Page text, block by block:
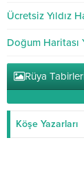
Ücretsiz Yıldız
Doğum Haritası
Rüya
Köşe Yazarları